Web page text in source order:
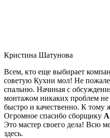
Кристина Шатунова
Всем, кто еще выбирает
советую Кухни мол! Не
спальню. Начиная с
монтажом никаких проблем
быстро и качественно. К тому
Огромное спасибо сборщику
Это мастер своего дела! Всю
здесь.